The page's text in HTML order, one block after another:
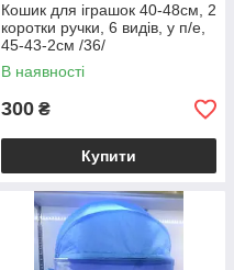
Кошик для iграшок 40-48см, 2
коротки ручки, 6 видів, у п/е,
45-43-2см /36/
В наявності
300 ₴
Купити